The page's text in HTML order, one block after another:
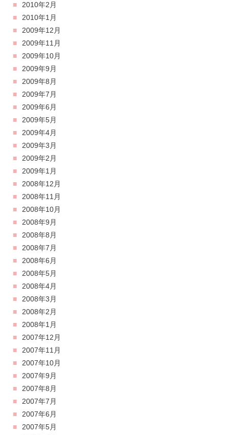
2010年2月
2010年1月
2009年12月
2009年11月
2009年10月
2009年9月
2009年8月
2009年7月
2009年6月
2009年5月
2009年4月
2009年3月
2009年2月
2009年1月
2008年12月
2008年11月
2008年10月
2008年9月
2008年8月
2008年7月
2008年6月
2008年5月
2008年4月
2008年3月
2008年2月
2008年1月
2007年12月
2007年11月
2007年10月
2007年9月
2007年8月
2007年7月
2007年6月
2007年5月